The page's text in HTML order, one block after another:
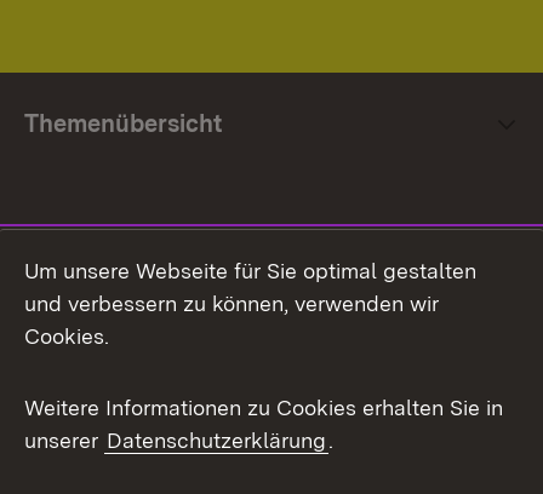
Themenübersicht
Facebook
X / Twitter
Youtube
Um unsere Webseite für Sie optimal gestalten
und verbessern zu können, verwenden wir
Cookies.
Weitere Informationen zu Cookies erhalten Sie in
unserer Datenschutzerklärung.